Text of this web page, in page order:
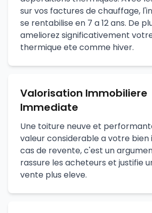
sur vos factures de chauffage,
se rentabilise en 7 a 12 ans. De
ameliorez significativement
thermique ete comme hiver.
Valorisation Immobiliere
Immediate
Une toiture neuve et
valeur considerable a votre bien
cas de revente, c'est un
rassure les acheteurs et justifie
vente plus eleve.